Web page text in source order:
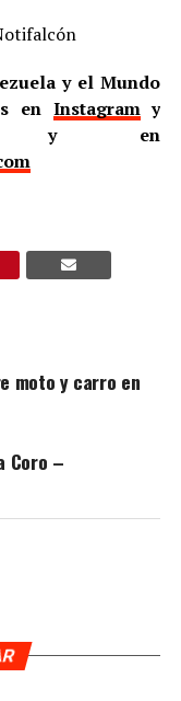
y el Mundo
en Instagramy
en
moto y carro en
Coro –